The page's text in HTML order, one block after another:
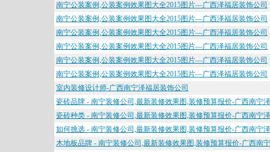
南宁公装案例,公装案例效果图大全2015图片—广西泽福居装饰公司
南宁公装案例,公装案例效果图大全2015图片—广西泽福居装饰公司
南宁公装案例,公装案例效果图大全2015图片—广西泽福居装饰公司
南宁公装案例,公装案例效果图大全2015图片—广西泽福居装饰公司
南宁公装案例,公装案例效果图大全2015图片—广西泽福居装饰公司
南宁公装案例,公装案例效果图大全2015图片—广西泽福居装饰公司
室内装修设计师-广西南宁泽福居装饰公司
瓷砖品牌 - 南宁装修公司,最新装修效果图,装修预算报价-广西南宁
瓷砖种类 - 南宁装修公司,最新装修效果图,装修预算报价-广西南宁
如何挑选 - 南宁装修公司,最新装修效果图,装修预算报价-广西南宁
木地板品牌 - 南宁装修公司,最新装修效果图,装修预算报价-广西南